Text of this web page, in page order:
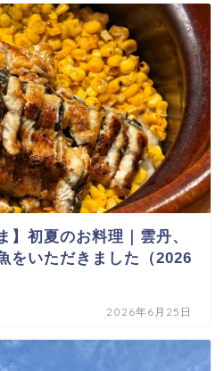
】初夏のお料理｜雲丹、
をいただきました（2026
2026年6月25日